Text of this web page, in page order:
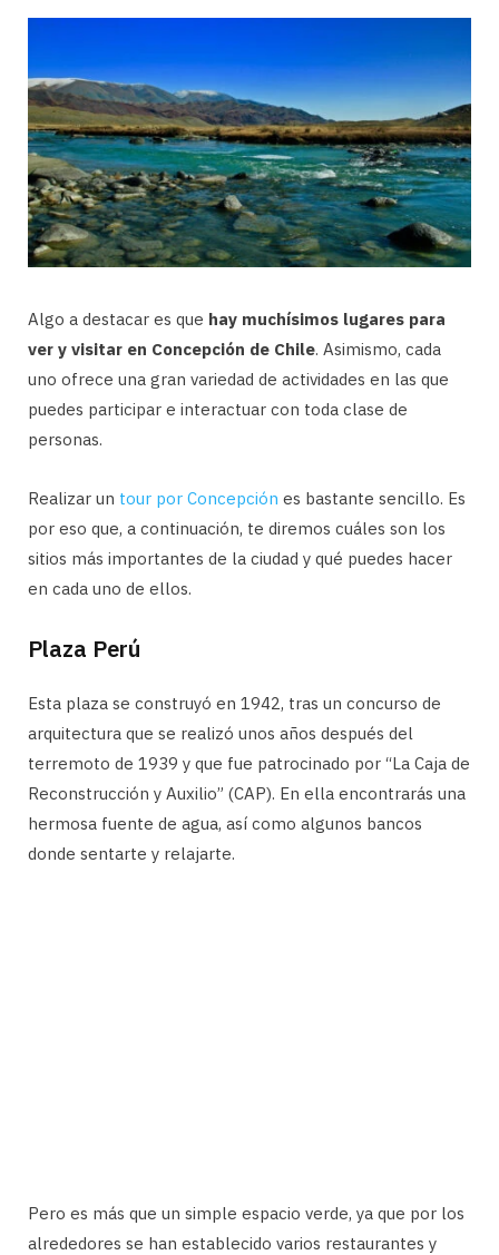
Algo a destacar es que hay muchísimos lugares para
ver y visitar en Concepción de Chile. Asimismo, cada
uno ofrece una gran variedad de actividades en las que
puedes participar e interactuar con toda clase de
personas.
Realizar un tour por Concepción es bastante sencillo. Es
por eso que, a continuación, te diremos cuáles son los
sitios más importantes de la ciudad y qué puedes hacer
en cada uno de ellos.
Plaza Perú
Esta plaza se construyó en 1942, tras un concurso de
arquitectura que se realizó unos años después del
terremoto de 1939 y que fue patrocinado por “La Caja de
Reconstrucción y Auxilio” (CAP). En ella encontrarás una
hermosa fuente de agua, así como algunos bancos
donde sentarte y relajarte.
Pero es más que un simple espacio verde, ya que por los
alrededores se han establecido varios restaurantes y